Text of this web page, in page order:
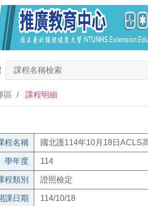
區 課程明細
程名稱 國北護114年10月18日ACLS
學年度 114
程類別 證照檢定
課日期 114/10/18